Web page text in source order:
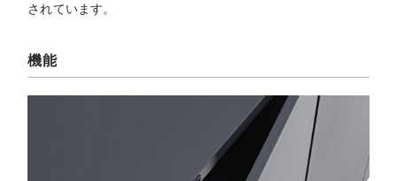
されています。
機能